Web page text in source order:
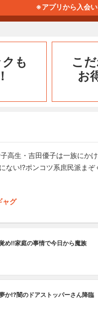
※アプリから入会
も
こ
お
高生・吉田優子は一族にか
ない!?ポンコツ系庶民派ま
ャグ
め!!家庭の事情で今日から魔族
か!?闇のドアストッパーさん降臨